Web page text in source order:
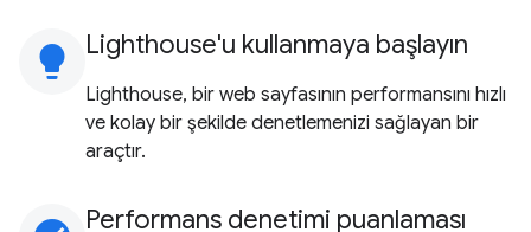
lightbulb Lighthouse'u kullanmaya başlayın
Lighthouse, bir web sayfasının performansını hızlı
ve kolay bir şekilde denetlemenizi sağlayan bir
araçtır.
Performans denetimi puanlaması